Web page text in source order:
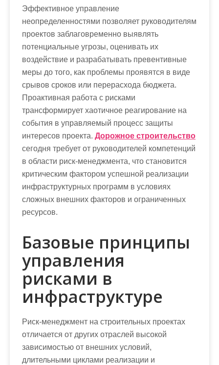
Эффективное управление
неопределенностями позволяет руководителям
проектов заблаговременно выявлять
потенциальные угрозы, оценивать их
воздействие и разрабатывать превентивные
меры до того, как проблемы проявятся в виде
срывов сроков или перерасхода бюджета.
Проактивная работа с рисками
трансформирует хаотичное реагирование на
события в управляемый процесс защиты
интересов проекта. Дорожное строительство
сегодня требует от руководителей компетенций
в области риск-менеджмента, что становится
критическим фактором успешной реализации
инфраструктурных программ в условиях
сложных внешних факторов и ограниченных
ресурсов.
Базовые принципы
управления
рисками в
инфраструктуре
Риск-менеджмент на строительных проектах
отличается от других отраслей высокой
зависимостью от внешних условий,
длительными циклами реализации и